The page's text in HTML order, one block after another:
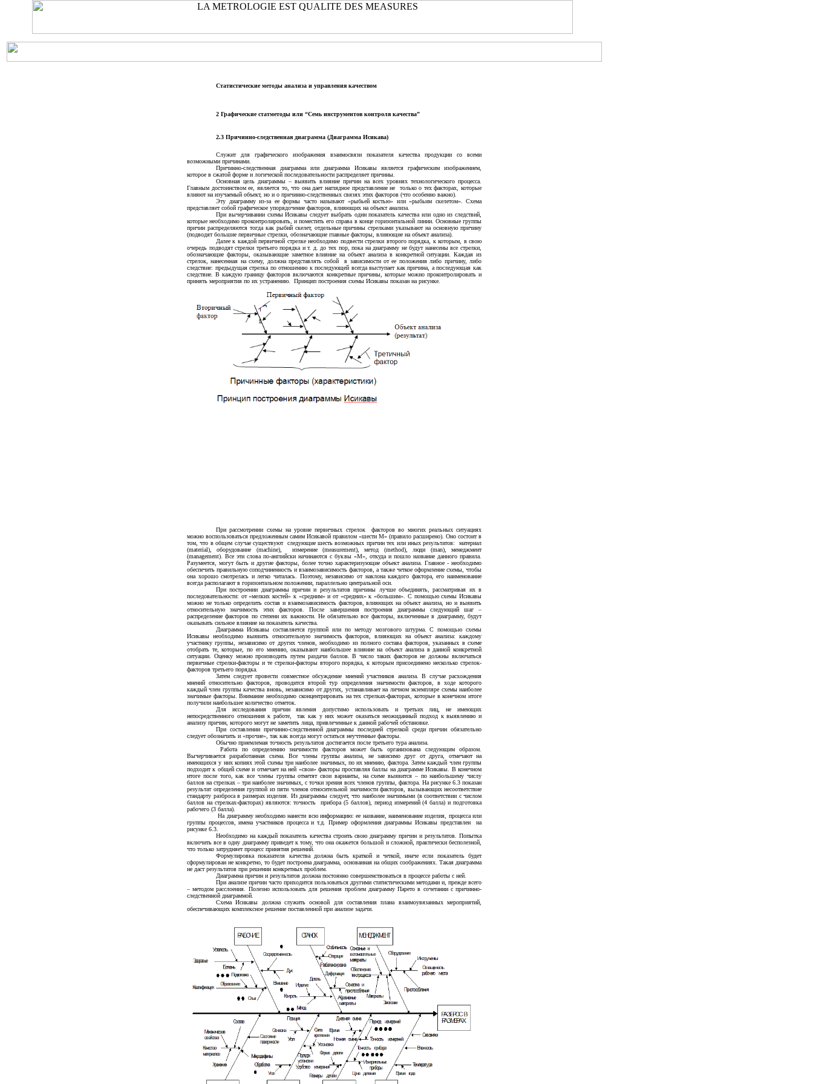
Статистические методы анализа и управления качеством
2 Графические статметоды или “Семь инструментов контроля качества”
2.3 Причинно-следственная диаграмма (Диаграмма Исикава)
Служит для графического изображения взаимосвязи показателя качества продукции со всеми
возможными причинами.
Причинно-следственная диаграмма или диаграмма Исикавы является графическим изображением,
которое в сжатой форме и логической последовательности распределяет причины.
Основная цель диаграммы – выявить влияние причин на всех уровнях технологического процесса.
Главным достоинством ее, является то, что она дает наглядное представление не только о тех факторах, которые
влияют на изучаемый объект, но и о причинно-следственных связях этих факторов (что особенно важно).
Эту диаграмму из-за ее формы часто называют «рыбьей костью» или «рыбьим скелетом». Схема
представляет собой графическое упорядочение факторов, влияющих на объект анализа.
При вычерчивании схемы Исикавы следует выбрать один показатель качества или одно из следствий,
которые необходимо проконтролировать, и поместить его справа в конце горизонтальной линии. Основные группы
причин распределяются тогда как рыбий скелет, отдельные причины стрелками указывают на основную причину
(подводят большие первичные стрелки, обозначающие главные факторы, влияющие на объект анализа).
Далее к каждой первичной стрелке необходимо подвести стрелки второго порядка, к которым, в свою
очередь подводят стрелки третьего порядка и т. д. до тех пор, пока на диаграмму не будут нанесены все стрелки,
обозначающие факторы, оказывающие заметное влияние на объект анализа в конкретной ситуации. Каждая из
стрелок, нанесенная на схему, должна представлять собой в зависимости от ее положения либо причину, либо
следствие: предыдущая стрелка по отношению к последующей всегда выступает как причина, а последующая как
следствие. В каждую границу факторов включаются конкретные причины, которые можно проконтролировать и
принять мероприятия по их устранению. Принцип построения схемы Исикавы показан на рисунке.
При рассмотрении схемы на уровне первичных стрелок факторов во многих реальных ситуациях
можно воспользоваться предложенным самим Исикавой правилом «шести М» (правило расширено). Оно состоит в
том, что в общем случае существуют следующие шесть возможных причин тех или иных результатов: материал
(material), оборудование (machine), измерение (measurement), метод (method), люди (man), менеджмент
(management). Все эти слова по-английски начинаются с буквы «М», откуда и пошло название данного правила.
Разумеется, могут быть и другие факторы, более точно характеризующие объект анализа. Главное - необходимо
обеспечить правильную соподчиненность и взаимозависимость факторов, а также четкое оформление схемы, чтобы
она хорошо смотрелась и легко читалась. Поэтому, независимо от наклона каждого фактора, его наименование
всегда располагают в горизонтальном положении, параллельно центральной оси.
При построении диаграммы причин и результатов причины лучше объединять, рассматривая их в
последовательности: от «мелких костей» к «средним» и от «средних» к «большим». С помощью схемы Исикавы
можно не только определить состав и взаимозависимость факторов, влияющих на объект анализа, но и выявить
относительную значимость этих факторов. После завершения построения диаграммы следующий шаг –
распределение факторов по степени их важности. Не обязательно все факторы, включенные в диаграмму, будут
оказывать сильное влияние на показатель качества.
Диаграмма Исикавы составляется группой или по методу мозгового штурма. С помощью схемы
Исикавы необходимо выявить относительную значимость факторов, влияющих на объект анализа: каждому
участнику группы, независимо от других членов, необходимо из полного состава факторов, указанных в схеме
отобрать те, которые, по его мнению, оказывают наибольшее влияние на объект анализа в данной конкретной
ситуации. Оценку можно производить путем раздачи баллов. В число таких факторов не должны включаться
первичные стрелки-факторы и те стрелки-факторы второго порядка, к которым присоединено несколько стрелок-
факторов третьего порядка.
Затем следует провести совместное обсуждение мнений участников анализа. В случае расхождения
мнений относительно факторов, проводится второй тур определения значимости факторов, в ходе которого
каждый член группы качества вновь, независимо от других, устанавливает на личном экземпляре схемы наиболее
значимые факторы. Внимание необходимо сконцентрировать на тех стрелках-факторах, которые в конечном итоге
получили наибольшее количество отметок.
Для исследования причин явления допустимо использовать и третьих лиц, не имеющих
непосредственного отношения к работе, так как у них может оказаться неожиданный подход к выявлению и
анализу причин, которого могут не заметить лица, привлеченные к данной рабочей обстановке.
При составлении причинно-следственной диаграммы последней стрелкой среди причин обязательно
следует обозначить и «прочие», так как всегда могут остаться неучтенные факторы.
Обычно приемлемая точность результатов достигается после третьего тура анализа.
Работа по определению значимости факторов может быть организована следующим образом.
Вычерчивается разработанная схема. Все члены группы анализа, не зависимо друг от друга, отмечают на
имеющихся у них копиях этой схемы три наиболее значимых, по их мнению, фактора. Затем каждый член группы
подходит к общей схеме и отмечает на ней «свои» факторы проставляя баллы на диаграмме Исикавы. В конечном
итоге после того, как все члены группы отметят свои варианты, на схеме выявится – по наибольшему числу
баллов на стрелках – три наиболее значимых, с точки зрения всех членов группы, фактора. На рисунке 6.3 показан
результат определения группой из пяти членов относительной значимости факторов, вызывающих несоответствие
стандарту разброса в размерах изделия. Из диаграммы следует, что наиболее значимыми (в соответствии с числом
баллов на стрелках-факторах) являются: точность прибора (5 баллов), период измерений (4 балла) и подготовка
рабочего (3 балла).
На диаграмму необходимо нанести всю информацию: ее название, наименование изделия, процесса или
группы процессов, имена участников процесса и т.д. Пример оформления диаграммы Исикавы представлен на
рисунке 6.3.
Необходимо на каждый показатель качества строить свою диаграмму причин и результатов. Попытка
включить все в одну диаграмму приведет к тому, что она окажется большой и сложной, практически бесполезной,
что только затрудняет процесс принятия решений.
Формулировка показателя качества должна быть краткой и четкой, иначе если показатель будет
сформулирован не конкретно, то будет построена диаграмма, основанная на общих соображениях. Такая диаграмма
не даст результатов при решении конкретных проблем.
Диаграмма причин и результатов должна постоянно совершенствоваться в процессе работы с ней.
При анализе причин часто приходится пользоваться другими статистическими методами и, прежде всего
– методом расслоения. Полезно использовать для решения проблем диаграмму Парето в сочетании с причинно-
следственной диаграммой.
Схема Исикавы должна служить основой для составления плана взаимоувязанных мероприятий,
обеспечивающих комплексное решение поставленной при анализе задачи.